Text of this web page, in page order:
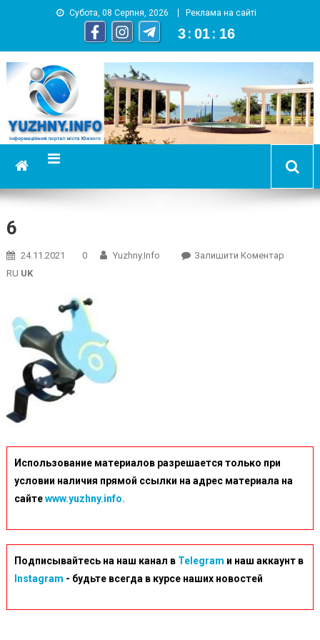
Субота, 08 Серпня, 2026 Реклама на сайті
3 : 01 : 17
YUZHNY.INFO
информационный портал города Южный
6
24.11.2021 0 Yuzhny.info Залишити КоментарOn
RU UK
Использование материалов разрешается только при
условии наличия прямой ссылки на адрес материала на
сайтеwww.yuzhny.info.
Подписывайтесь на наш канал в Telegram и наш аккаунт в
Instagram - будьте всегда в курсе наших новостей